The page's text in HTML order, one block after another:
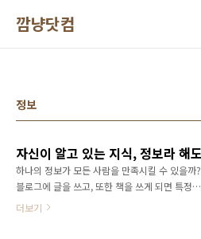
깜냥닷컴
정보
하나의 정보가 모든 사람을 만족시킬 수 있을까?
블로그에 글을 쓰고, 또한 책을 쓰게 되면 특정
대상, 독자층을 생각하면서 글을 쓰게 된다. 어찌
더보기